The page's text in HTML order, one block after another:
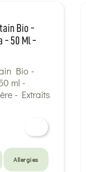
Bio -
- 50 Ml -
Allergies